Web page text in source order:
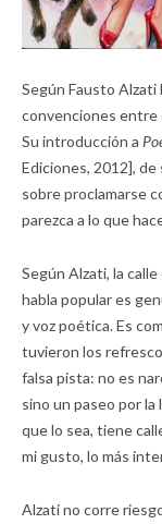
Según Fausto Alzati
convenciones entre
Su introducción a
Ediciones, 2012],
sobre proclamarse
parezca a lo que
Según Alzati, la
habla popular es
y voz poética. Es
tuvieron los
falsa pista: no es
sino un paseo por la
que lo sea, tiene
mi gusto, lo más
Alzati no corre